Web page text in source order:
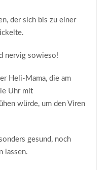
der sich bis zu einer
nervig sowieso!
Heli-Mama, die am
Uhr mit
würde, um den Viren
gesund, noch
lassen.